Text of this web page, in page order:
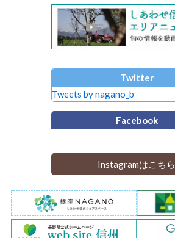
Twitter
Tweets by nagano_b
Facebook
Instagramはこちら